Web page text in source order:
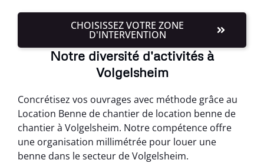
CHOISISSEZ VOTRE ZONE
D'INTERVENTION
Notre diversité d'activités à
Volgelsheim
Concrétisez vos ouvrages avec méthode grâce au
Location Benne de chantier de location benne de
chantier à Volgelsheim. Notre compétence offre
une organisation millimétrée pour louer une
benne dans le secteur de Volgelsheim.